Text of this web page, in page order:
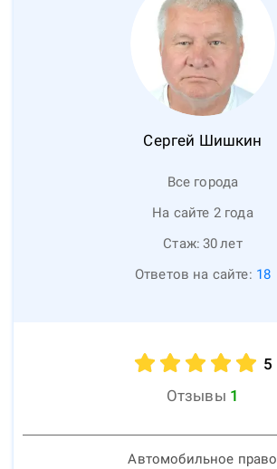
Сергей Шишкин
Все города
На сайте 2 года
Стаж: 30лет
Ответов на сайте: 18
5
Отзывы 1
Автомобильное право